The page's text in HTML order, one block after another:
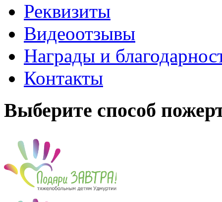
Реквизиты
Видеоотзывы
Награды и
Контакты
Выберите способ